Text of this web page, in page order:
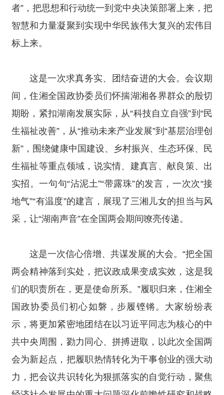
者”，把思想和行动统一到党中央决策部署上来，把
智慧和力量凝聚到实现中华民族伟大复兴的宏伟目
标上来。
这是一次求真务实、团结奋进的大会。会议期
间，住湘全国政协委员们怀揣湖湘各界群众的殷切
期盼，紧扣湖南发展实际，从“科技自立自强”到“民
生福祉改善”，从“推动未来产业发展”到“基层治理创
新”，围绕健康中国建设、乡村振兴、生态环保、民
生福祉等重点领域，说实情、建真言、献良策、出
实招。一句句“沾泥土”“带露珠”的发言，一次次“接
地气”“有温度”的建言，展现了三湘儿女的担当与风
采，让“湖南声音”在全国两会期间嘹亮传递。
这是一次信心倍增、共谋发展的大会。“把全国
两会精神落到实处，把议政成果变成实效，这是我
们的职责所在，更是使命所系。”履职归来，住湘全
国政协委员们初心如磐，步履铿锵。大家纷纷表
示，将更加紧密地团结在以习近平同志为核心的中
共中央周围，勠力同心、拼搏进取，以此次全国两
会为新起点，把履职热情转化为干事创业的强大动
力，把会议共识转化为狠抓落实的自觉行动，聚焦